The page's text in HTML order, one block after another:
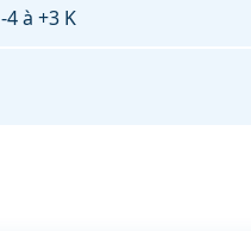
-4 à +3 K